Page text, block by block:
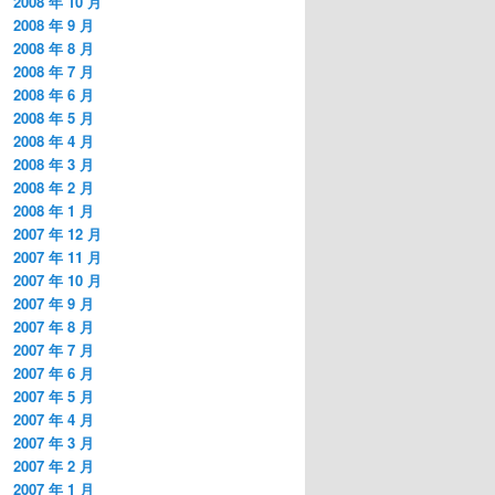
2008 年 9 月
2008 年 8 月
2008 年 7 月
2008 年 6 月
2008 年 5 月
2008 年 4 月
2008 年 3 月
2008 年 2 月
2008 年 1 月
2007 年 12 月
2007 年 11 月
2007 年 10 月
2007 年 9 月
2007 年 8 月
2007 年 7 月
2007 年 6 月
2007 年 5 月
2007 年 4 月
2007 年 3 月
2007 年 2 月
2007 年 1 月